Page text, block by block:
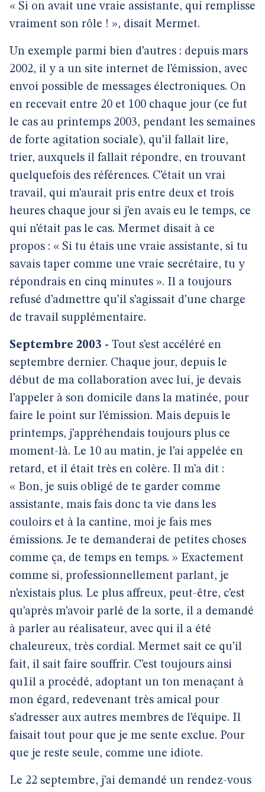
« Si on avait une vraie assistante, qui remplisse
vraiment son rôle ! », disait Mermet.
Un exemple parmi bien d’autres : depuis mars
2002, il y a un site internet de l’émission, avec
envoi possible de messages électroniques. On
en recevait entre 20 et 100 chaque jour (ce fut
le cas au printemps 2003, pendant les semaines
de forte agitation sociale), qu’il fallait lire,
trier, auxquels il fallait répondre, en trouvant
quelquefois des références. C’était un vrai
travail, qui m’aurait pris entre deux et trois
heures chaque jour si j’en avais eu le temps, ce
qui n’était pas le cas. Mermet disait à ce
propos : « Si tu étais une vraie assistante, si tu
savais taper comme une vraie secrétaire, tu y
répondrais en cinq minutes ». Il a toujours
refusé d’admettre qu’il s’agissait d’une charge
de travail supplémentaire.
Septembre 2003 - Tout s’est accéléré en
septembre dernier. Chaque jour, depuis le
début de ma collaboration avec lui, je devais
l’appeler à son domicile dans la matinée, pour
faire le point sur l’émission. Mais depuis le
printemps, j’appréhendais toujours plus ce
moment-là. Le 10 au matin, je l’ai appelée en
retard, et il était très en colère. Il m’a dit :
« Bon, je suis obligé de te garder comme
assistante, mais fais donc ta vie dans les
couloirs et à la cantine, moi je fais mes
émissions. Je te demanderai de petites choses
comme ça, de temps en temps. » Exactement
comme si, professionnellement parlant, je
n’existais plus. Le plus affreux, peut-être, c’est
qu’après m’avoir parlé de la sorte, il a demandé
à parler au réalisateur, avec qui il a été
chaleureux, très cordial. Mermet sait ce qu’il
fait, il sait faire souffrir. C’est toujours ainsi
qu1il a procédé, adoptant un ton menaçant à
mon égard, redevenant très amical pour
s’adresser aux autres membres de l’équipe. Il
faisait tout pour que je me sente exclue. Pour
que je reste seule, comme une idiote.
Le 22 septembre, j’ai demandé un rendez-vous